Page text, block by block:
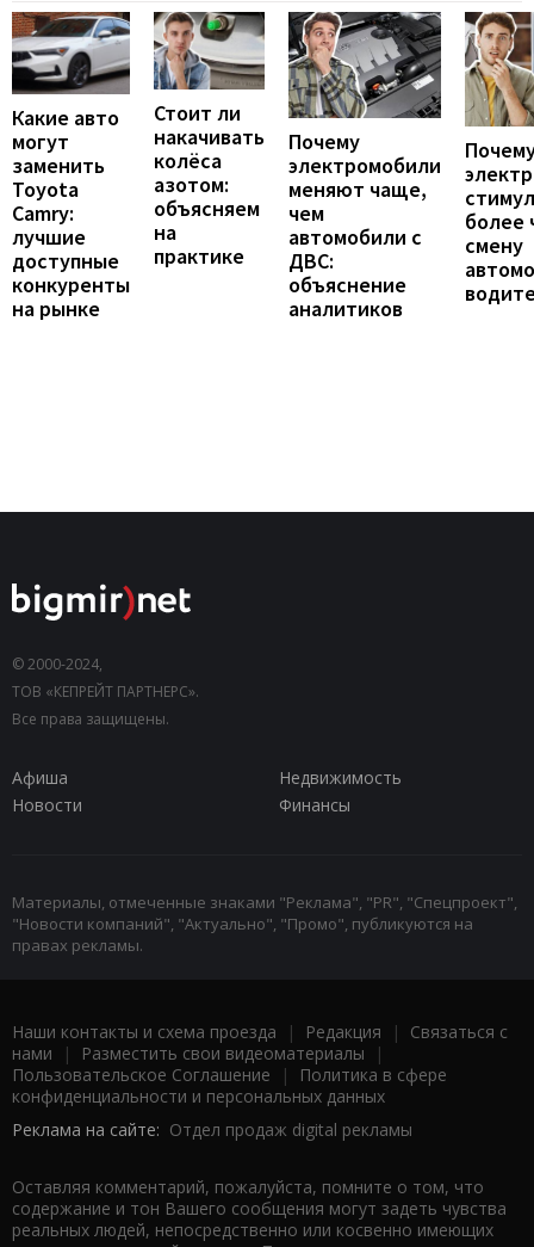
Какие авто
могут
заменить
Toyota
Camry:
лучшие
доступные
конкуренты
на рынке
Стоит ли
накачивать
колёса
азотом:
объясняем
на
практике
Почему
электромобили
меняют чаще,
чем
автомобили с
ДВС:
объяснение
аналитиков
более
смену
© 2000-2024,
ТОВ «КЕПРЕЙТ ПАРТНЕРС».
Все права защищены.
Афиша
Недвижимость
Новости
Финансы
Материалы, отмеченные знаками "Реклама", "PR", "Спецпроект",
"Новости компаний", "Актуально", "Промо", публикуются на
правах рекламы.
Наши контакты и схема проезда | Редакция | Связаться с
нами | Разместить свои видеоматериалы |
Пользовательское Соглашение |
Политика в сфере
конфиденциальности и персональных данных
Реклама на сайте: Отдел продаж digital рекламы
Оставляя комментарий, пожалуйста, помните о том, что
содержание и тон Вашего сообщения могут задеть чувства
реальных людей, непосредственно или косвенно имеющих